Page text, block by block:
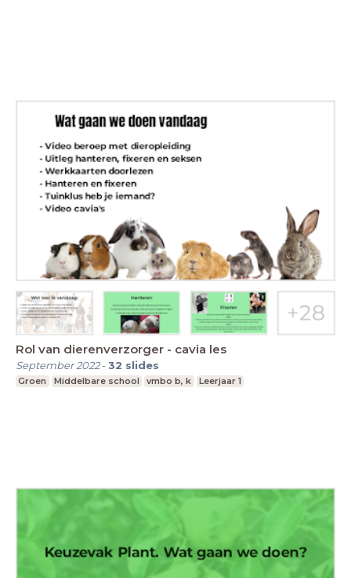
Rol van dierenverzorger - cavia les
September 2022-32 slides
Groen Middelbare school vmbo b, k Leerjaar 1